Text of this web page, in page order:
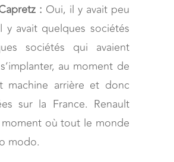
: Oui, il y avait peu
y avait quelques sociétés
sociétés qui avaient
au moment de
machine arrière et donc
sur la France. Renault
moment où tout le monde
modo.